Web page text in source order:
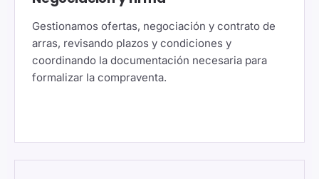
Gestionamos ofertas, negociación y contrato de
arras, revisando plazos y condiciones y
coordinando la documentación necesaria para
formalizar la compraventa.